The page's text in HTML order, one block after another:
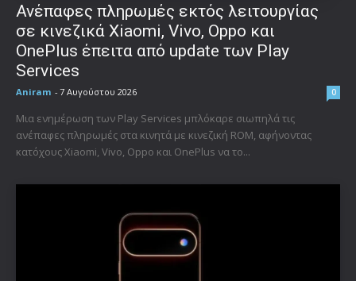
Ανέπαφες πληρωμές εκτός λειτουργίας
σε κινεζικά Xiaomi, Vivo, Oppo και
OnePlus έπειτα από update των Play
Services
Aniram - 7 Αυγούστου 2026 0
Μια ενημέρωση των Play Services μπλόκαρε σιωπηλά τις
ανέπαφες πληρωμές στα κινητά με κινεζική ROM, αφήνοντας
κατόχους Xiaomi, Vivo, Oppo και OnePlus να το...